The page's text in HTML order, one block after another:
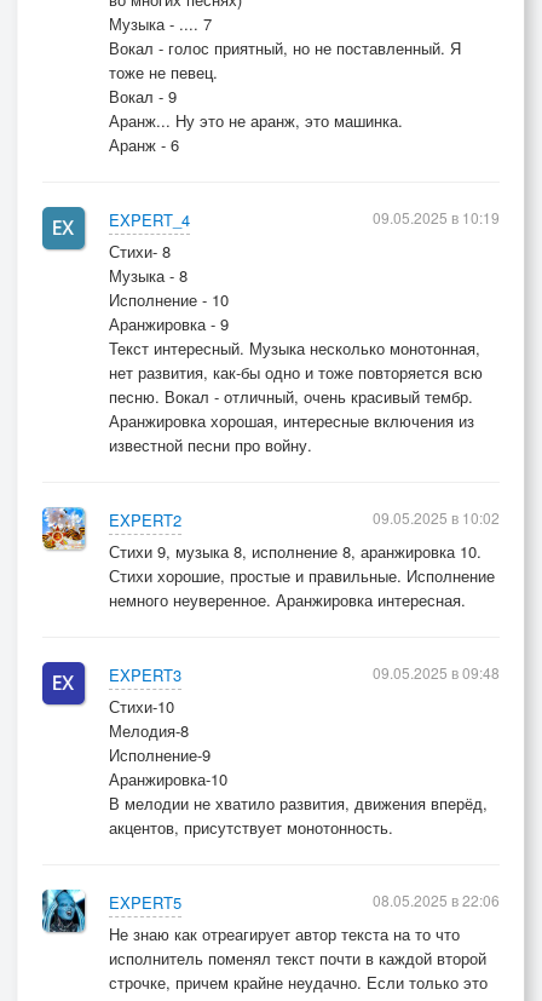
Музыка - .... 7
Вокал - голос приятный, но не поставленный. Я
тоже не певец.
Вокал - 9
Аранж... Ну это не аранж, это машинка.
Аранж - 6
EXPERT_4
Стихи- 8
Музыка - 8
Исполнение - 10
Аранжировка - 9
Текст интересный. Музыка несколько монотонная,
нет развития, как-бы одно и тоже повторяется всю
песню. Вокал - отличный, очень красивый тембр.
Аранжировка хорошая, интересные включения из
известной песни про войну.
09.05.2025 в 10:19
EXPERT2
Стихи 9, музыка 8, исполнение 8, аранжировка 10.
Стихи хорошие, простые и правильные. Исполнение
немного неуверенное. Аранжировка интересная.
09.05.2025 в 10:02
EXPERT3
Стихи-10
Мелодия-8
Исполнение-9
Аранжировка-10
В мелодии не хватило развития, движения вперёд,
акцентов, присутствует монотонность.
09.05.2025 в 09:48
EXPERT5
Не знаю как отреагирует автор текста на то что
исполнитель поменял текст почти в каждой второй
строчке, причем крайне неудачно. Если только это
08.05.2025 в 22:06